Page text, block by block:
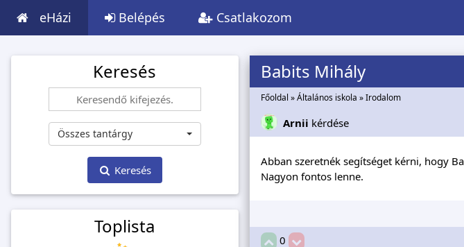
eHázi Belépés Csatlakozom
Keresés
Összes tantárgy
Keresés
Toplista
Babits Mihály
Főoldal »Általános iskola »Irodalom
Arnii kérdése
Abban szeretnék segítséget kérni, hogy
Nagyon fontos lenne.
0